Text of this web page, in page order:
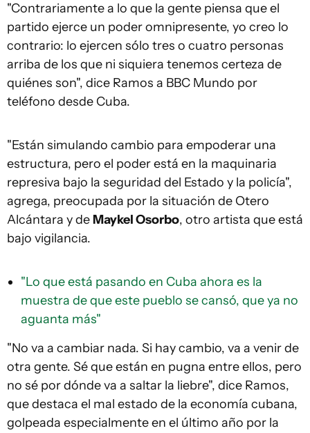
"Contrariamente a lo que la gente piensa que el
partido ejerce un poder omnipresente, yo creo lo
contrario: lo ejercen sólo tres o cuatro personas
arriba de los que ni siquiera tenemos certeza de
quiénes son", dice Ramos a BBC Mundo por
teléfono desde Cuba.
"Están simulando cambio para empoderar una
estructura, pero el poder está en la maquinaria
represiva bajo la seguridad del Estado y la policía",
agrega, preocupada por la situación de Otero
Alcántara y de Maykel Osorbo, otro artista que está
bajo vigilancia.
"Lo que está pasando en Cuba ahora es la
muestra de que este pueblo se cansó, que ya no
aguanta más"
"No va a cambiar nada. Si hay cambio, va a venir de
otra gente. Sé que están en pugna entre ellos, pero
no sé por dónde va a saltar la liebre", dice Ramos,
que destaca el mal estado de la economía cubana,
golpeada especialmente en el último año por la